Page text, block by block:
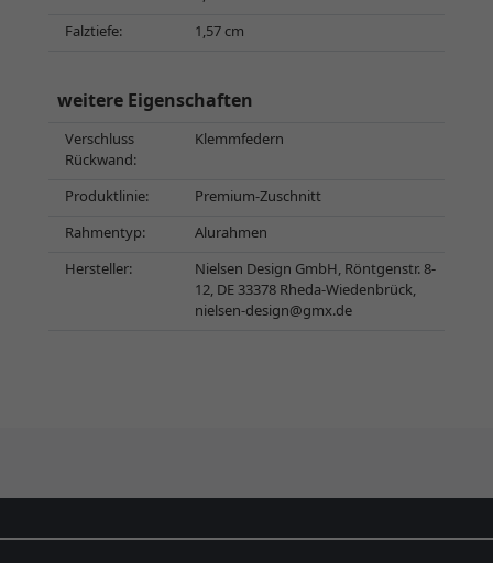
Falztiefe:
1,57 cm
weitere Eigenschaften
Verschluss
Rückwand:
Klemmfedern
Produktlinie:
Premium-Zuschnitt
Rahmentyp:
Alurahmen
Hersteller:
Nielsen Design GmbH, Röntgenstr. 8-
12, DE 33378 Rheda-Wiedenbrück,
nielsen-design@gmx.de